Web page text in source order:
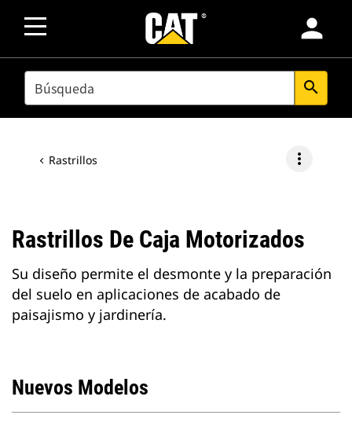
person
SEARCH search
Rastrillos more_vert
Rastrillos De Caja Motorizados
Su diseño permite el desmonte y la preparación
del suelo en aplicaciones de acabado de
paisajismo y jardinería.
Nuevos Modelos